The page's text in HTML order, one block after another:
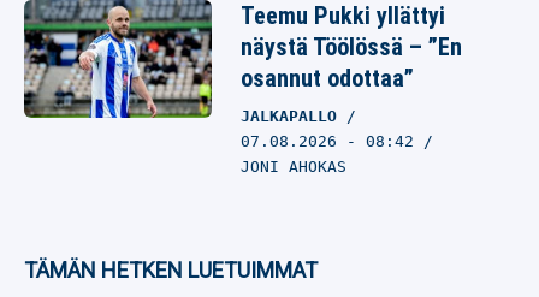
Teemu Pukki yllättyi
näystä Töölössä – ”En
osannut odottaa”
JALKAPALLO
07.08.2026 - 08:42
JONI AHOKAS
TÄMÄN HETKEN LUETUIMMAT